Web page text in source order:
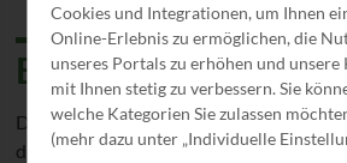
BORSIG Dock
Die Schiffsbeladung und die
die Installation von umfassendem
Cookies und Integrationen, um Ihnen
Online-Erlebnis zu ermöglichen, die
unseres Portals zu erhöhen und
mit Ihnen stetig zu verbessern. Sie
welche Kategorien Sie zulassen
(mehr dazu unter „Individuelle